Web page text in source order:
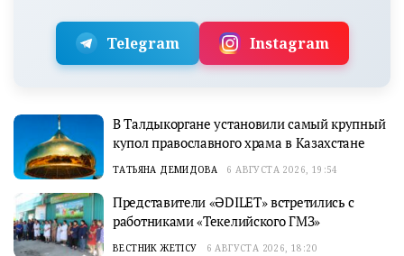
Telegram Instagram
В Талдыкоргане установили самый крупный
купол православного храма в Казахстане
ТАТЬЯНА ДЕМИДОВА 6 АВГУСТА 2026, 19:54
Представители «ӘDILET» встретились с
работниками «Текелийского ГМЗ»
ВЕСТНИК ЖЕТІСУ 6 АВГУСТА 2026, 18:20